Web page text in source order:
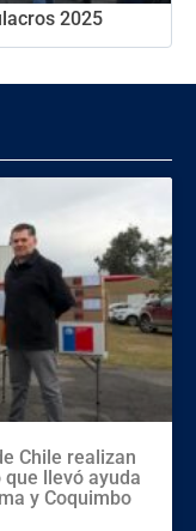
2025
Chile realizan
llevó ayuda
y Coquimbo